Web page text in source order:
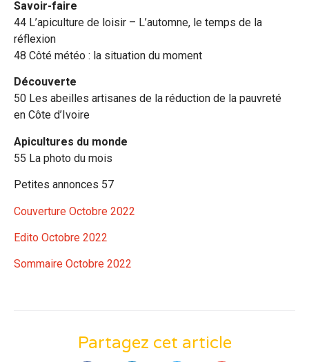
Savoir-faire
44 L’apiculture de loisir – L’automne, le temps de la
réflexion
48 Côté météo : la situation du moment
Découverte
50 Les abeilles artisanes de la réduction de la pauvreté
en Côte d’Ivoire
Apicultures du monde
55 La photo du mois
Petites annonces 57
Couverture Octobre 2022
Edito Octobre 2022
Sommaire Octobre 2022
Partagez cet article